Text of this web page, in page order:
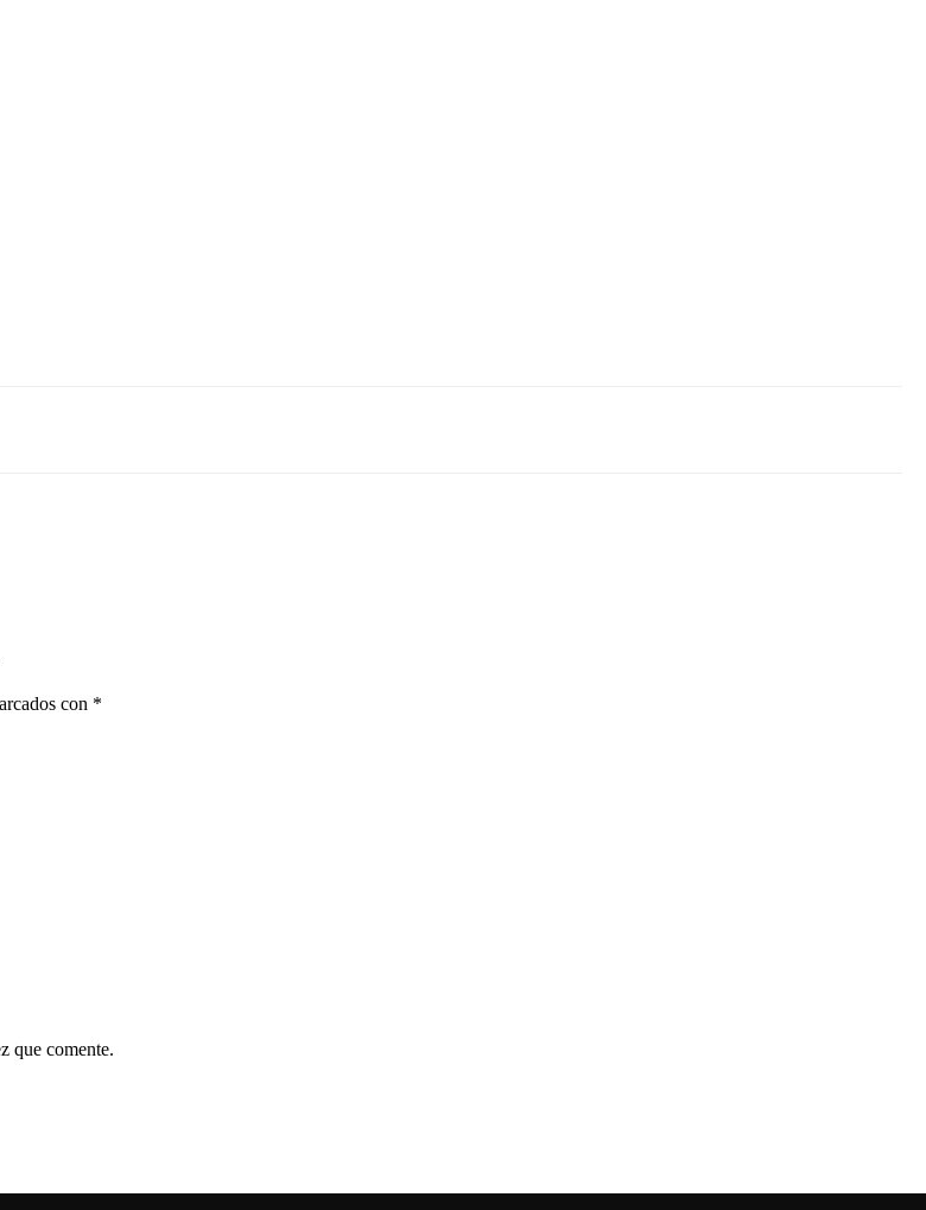
con *
que comente.